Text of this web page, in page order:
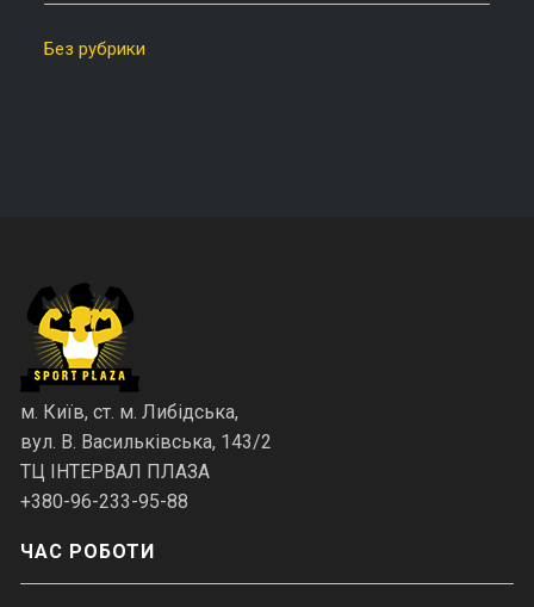
Без рубрики
м. Київ, ст. м. Либідська,
вул. В. Васильківська, 143/2
ТЦ ІНТЕРВАЛ ПЛАЗА
+380-96-233-95-88
ЧАС РОБОТИ